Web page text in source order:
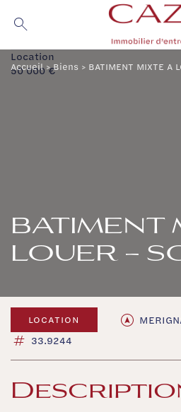
contenu
Accueil>Biens > BATIMENT MIXTE A
BATIMENT
LOUER –
Location
50 000 €
LOCATION
33.9244